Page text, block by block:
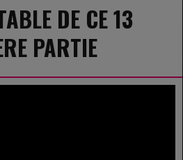
DE CE 13
PARTIE